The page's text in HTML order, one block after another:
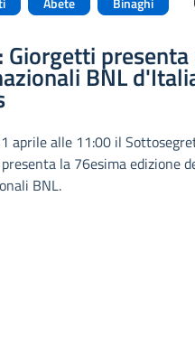
Giorgetti
BNL
aprile alle 11:00 il
la 76esima edizione
BNL.